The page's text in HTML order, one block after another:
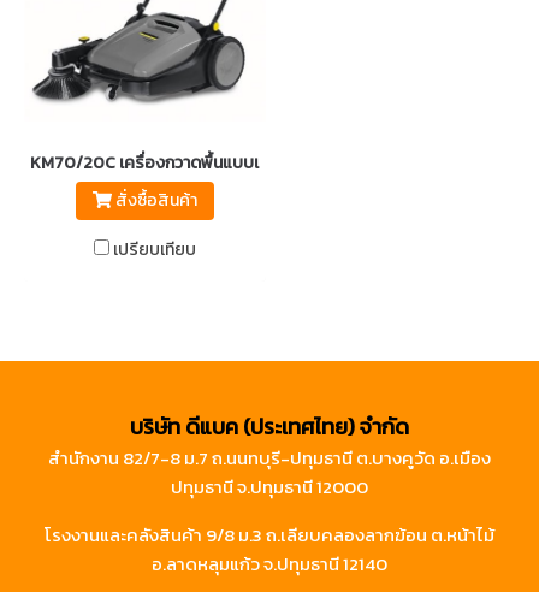
KM70/20C เครื่องกวาดพื้นแบบเดินตาม
สั่งซื้อสินค้า
เปรียบเทียบ
บริษัท ดีแบค (ประเทศไทย) จำกัด
สำนักงาน 82/7-8 ม.7 ถ.นนทบุรี-ปทุมธานี ต.บางคูวัด อ.เมือง
ปทุมธานี จ.ปทุมธานี 12000
โรงงานและคลังสินค้า 9/8 ม.3 ถ.เลียบคลองลากฆ้อน ต.หน้าไม้
อ.ลาดหลุมแก้ว จ.ปทุมธานี 12140